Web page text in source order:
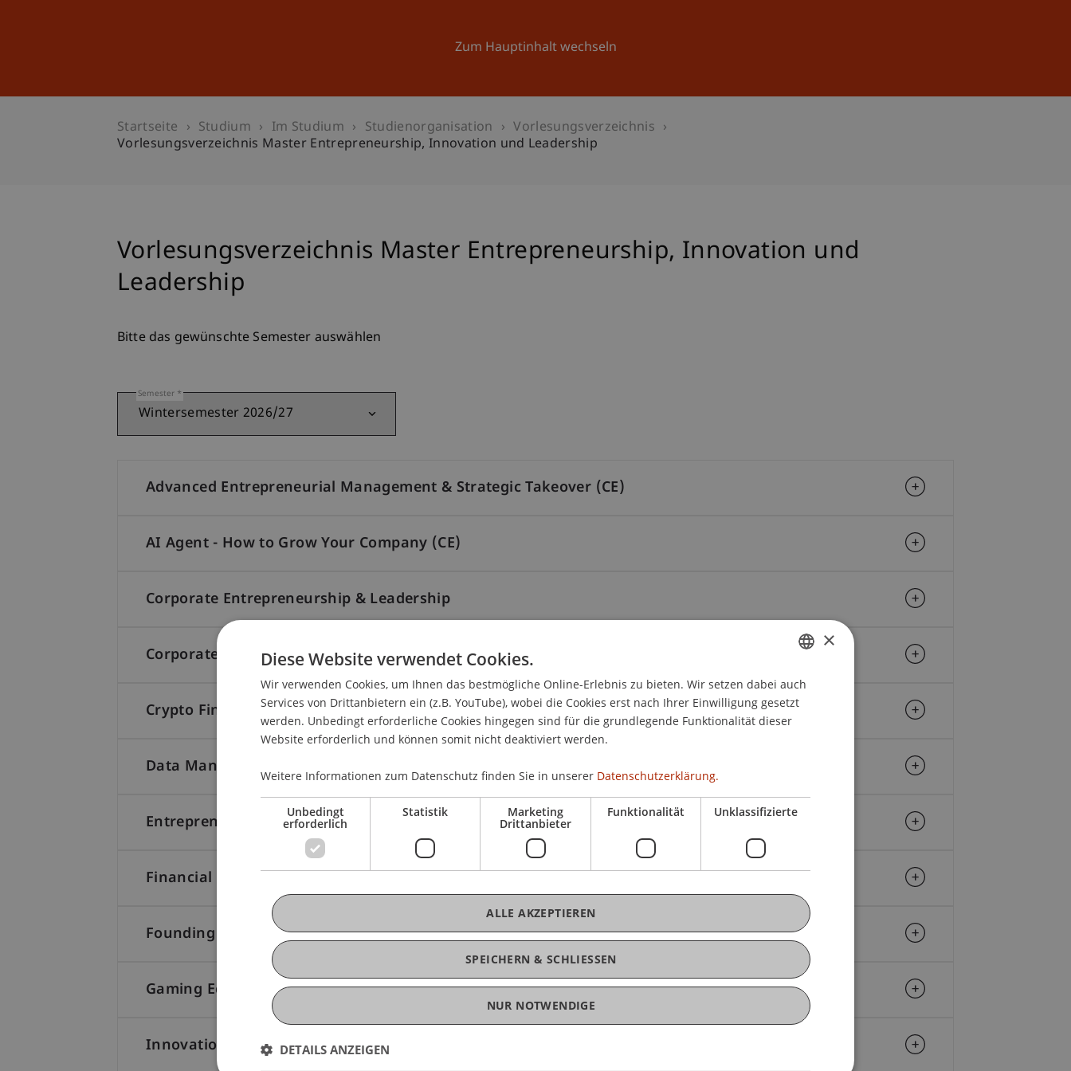
Zum Hauptinhalt wechseln
Universität Aktuelles
Startseite Studium Im Studium Studienorganisation
Vorlesungsverzeichnis
Vorlesungsverzeichnis Master Entrepreneurship, Innovation und Leadership
Vorlesungsverzeichnis Master Entrepreneurship, Innovation und
Leadership
Bitte das gewünschte Semester auswählen
Semester
Advanced Entrepreneurial Management & Strategic Takeover (CE)
AI Agent - How to Grow Your Company (CE)
Corporate Entrepreneurship & Leadership
Corporate Governance (CE)
Crypto Finance
Data Management (CPE)
Entrepreneurial Self-Leadership Skills & Entrepreneurial Teams
Financial Markets
Founding & Building Entrepreneurial Ventures
Gaming Economy & Event Innovation (CE)
Innovation Lab 1
GERMAN
ENGLISH
×
Diese Website verwendet Cookies.
Wir verwenden Cookies, um Ihnen das bestmögliche Online-Erlebnis zu bieten. Wir setzen dabei auch
Services von Drittanbietern ein (z.B. YouTube), wobei die Cookies erst nach Ihrer Einwilligung gesetzt
werden. Unbedingt erforderliche Cookies hingegen sind für die grundlegende Funktionalität dieser
Website erforderlich und können somit nicht deaktiviert werden.
Weitere Informationen zum Datenschutz finden Sie in unserer Datenschutzerklärung.
Unbedingt
erforderlich
Statistik Marketing
Drittanbieter
Funktionalität Unklassifizierte
SPEICHERN & SCHLIESSEN
ALLE AKZEPTIEREN
NUR NOTWENDIGE
DETAILS ANZEIGEN